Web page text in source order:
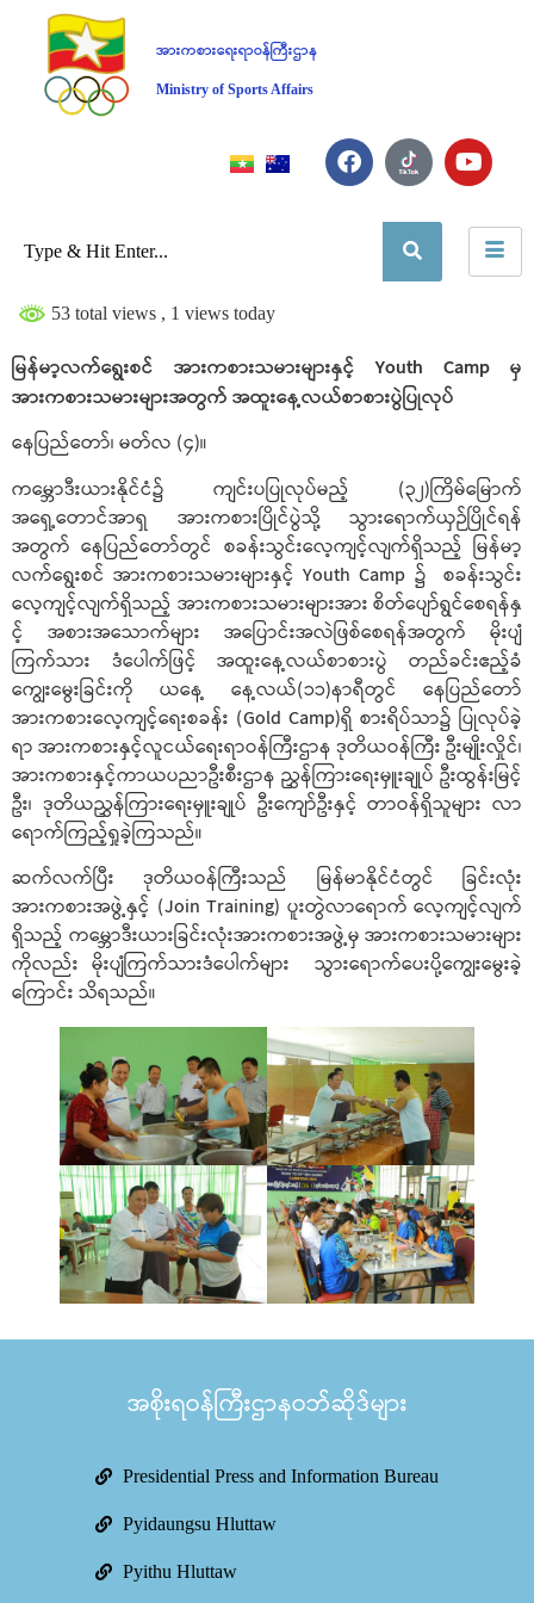
အားကစားရေးရာဝန်ကြီးဌာန
Ministry of Sports Affairs
53 total views , 1 views today
မြန်မာ့လက်ရွေးစင် အားကစားသမားများနှင့် Youth Camp မှ
အားကစားသမားများအတွက် အထူးနေ့လယ်စာစားပွဲပြုလုပ်
နေပြည်တော်၊ မတ်လ (၄)။
ကမ္ဘောဒီးယားနိုင်ငံ၌ ကျင်းပပြုလုပ်မည့် (၃၂)ကြိမ်မြောက်
အရှေ့တောင်အာရှ အားကစားပြိုင်ပွဲသို့ သွားရောက်ယှဉ်ပြိုင်ရန်
အတွက် နေပြည်တော်တွင် စခန်းသွင်းလေ့ကျင့်လျက်ရှိသည့် မြန်မာ့
လက်ရွေးစင် အားကစားသမားများနှင့် Youth Camp ၌ စခန်းသွင်း
လေ့ကျင့်လျက်ရှိသည့် အားကစားသမားများအား စိတ်ပျော်ရွင်စေရန်နှ
င့် အစားအသောက်များ အပြောင်းအလဲဖြစ်စေရန်အတွက် မိုးပျံ
ကြက်သား ဒံပေါက်ဖြင့် အထူးနေ့လယ်စာစားပွဲ တည်ခင်းဧည့်ခံ
ကျွေးမွေးခြင်းကို ယနေ့ နေ့လယ်(၁၁)နာရီတွင် နေပြည်တော်
အားကစားလေ့ကျင့်ရေးစခန်း (Gold Camp)ရှိ စားရိပ်သာ၌ ပြုလုပ်ခဲ့
ရာ အားကစားနှင့်လူငယ်ရေးရာဝန်ကြီးဌာန ဒုတိယဝန်ကြီး ဦးမျိုးလှိုင်၊
အားကစားနှင့်ကာယပညာဦးစီးဌာန ညွှန်ကြားရေးမှူးချုပ် ဦးထွန်းမြင့်
ဦး၊ ဒုတိယညွှန်ကြားရေးမှူးချုပ် ဦးကျော်ဦးနှင့် တာဝန်ရှိသူများ လာ
ရောက်ကြည့်ရှုခဲ့ကြသည်။
ဆက်လက်ပြီး ဒုတိယဝန်ကြီးသည် မြန်မာနိုင်ငံတွင် ခြင်းလုံး
အားကစားအဖွဲ့နှင့် (Join Training) ပူးတွဲလာရောက် လေ့ကျင့်လျက်
ရှိသည့် ကမ္ဘောဒီးယားခြင်းလုံးအားကစားအဖွဲ့မှ အားကစားသမားများ
ကိုလည်း မိုးပျံကြက်သားဒံပေါက်များ သွားရောက်ပေးပို့ကျွေးမွေးခဲ့
ကြောင်း သိရသည်။
အစိုးရဝန်ကြီးဌာနဝဘ်ဆိုဒ်များ
Presidential Press and Information Bureau
Pyidaungsu Hluttaw
Pyithu Hluttaw